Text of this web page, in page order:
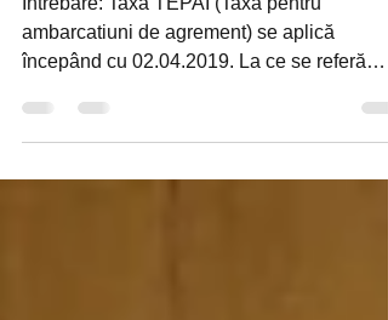
noii legislații din Grecia
privind ambarcațiunile
începând cu 02.04.2019. La ce se referă